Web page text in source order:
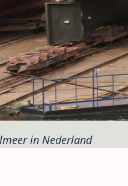
in Nederland